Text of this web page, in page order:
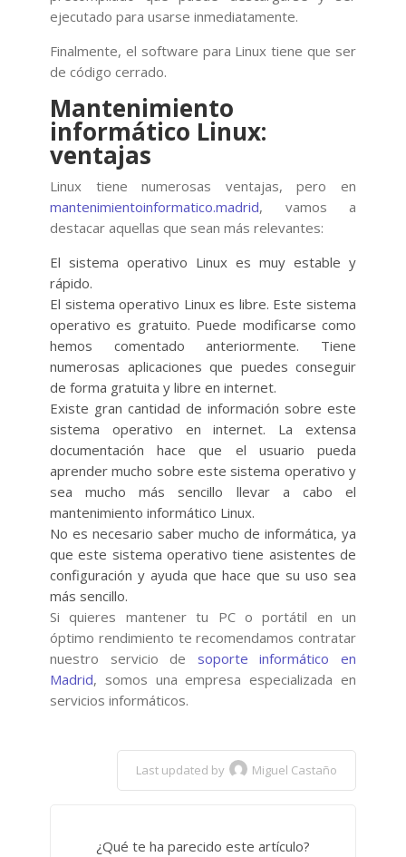
ejecutado para usarse inmediatamente.
Finalmente, el software para Linux tiene que ser
de código cerrado.
Mantenimiento
informático Linux:
ventajas
Linux tiene numerosas ventajas, pero en
mantenimientoinformatico.madrid, vamos a
destacar aquellas que sean más relevantes:
El sistema operativo Linux es muy estable y
rápido.
El sistema operativo Linux es libre. Este sistema
operativo es gratuito. Puede modificarse como
hemos comentado anteriormente. Tiene
numerosas aplicaciones que puedes conseguir
de forma gratuita y libre en internet.
Existe gran cantidad de información sobre este
sistema operativo en internet. La extensa
documentación hace que el usuario pueda
aprender mucho sobre este sistema operativo y
sea mucho más sencillo llevar a cabo el
mantenimiento informático Linux.
No es necesario saber mucho de informática, ya
que este sistema operativo tiene asistentes de
configuración y ayuda que hace que su uso sea
más sencillo.
Si quieres mantener tu PC o portátil en un
óptimo rendimiento te recomendamos contratar
nuestro servicio de soporte informático en
Madrid, somos una empresa especializada en
servicios informáticos.
Last updated by Miguel Castaño
¿Qué te ha parecido este artículo?